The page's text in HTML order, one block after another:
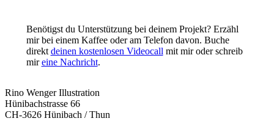
Benötigst du Unterstützung bei deinem Projekt? Erzähl
mir bei einem Kaffee oder am Telefon davon. Buche
direkt deinen kostenlosen Videocall mit mir oder schreib
mireine Nachricht.
Rino Wenger Illustration
Hünibachstrasse 66
CH-3626 Hünibach / Thun